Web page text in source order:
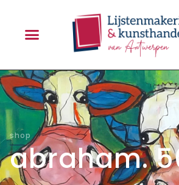
shop
abraham.